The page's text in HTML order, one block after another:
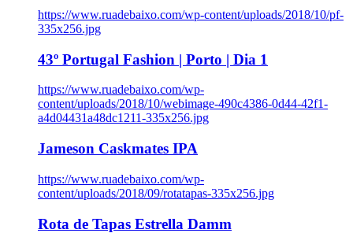
https://www.ruadebaixo.com/wp-content/uploads/2018/10/pf-
335x256.jpg
43º Portugal Fashion | Porto | Dia 1
https://www.ruadebaixo.com/wp-
content/uploads/2018/10/webimage-490c4386-0d44-42f1-
a4d04431a48dc1211-335x256.jpg
Jameson Caskmates IPA
https://www.ruadebaixo.com/wp-
content/uploads/2018/09/rotatapas-335x256.jpg
Rota de Tapas Estrella Damm